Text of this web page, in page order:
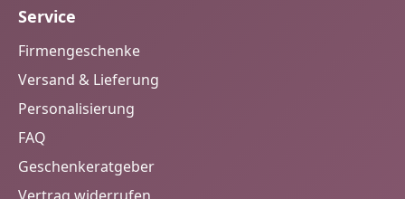
Service
Firmengeschenke
Versand & Lieferung
Personalisierung
FAQ
Geschenkeratgeber